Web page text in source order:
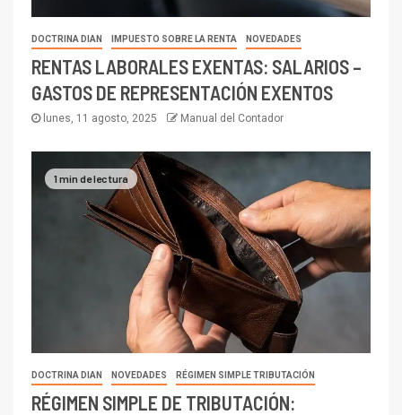
DOCTRINA DIAN IMPUESTO SOBRE LA RENTA NOVEDADES
RENTAS LABORALES EXENTAS: SALARIOS –
GASTOS DE REPRESENTACIÓN EXENTOS
lunes, 11 agosto, 2025 Manual del Contador
1 min de lectura
DOCTRINA DIAN NOVEDADES RÉGIMEN SIMPLE TRIBUTACIÓN
RÉGIMEN SIMPLE DE TRIBUTACIÓN: